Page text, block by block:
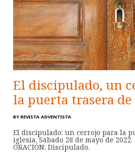
El discipulado, un
la puerta trasera
BY REVISTA ADVENTISTA
El discipulado: un cerrojo para la
iglesia. Sábado 28 de mayo de 2022.
ORACIÓN: Discipulado.